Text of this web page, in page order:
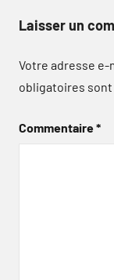
Laisser un
Votre adresse e-
obligatoires
Commentaire*